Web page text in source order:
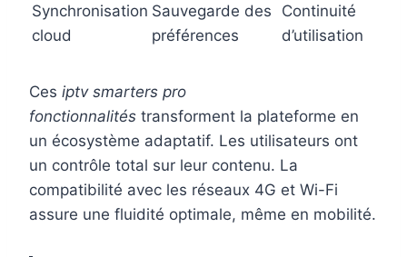
Synchronisation
cloud
Sauvegarde des
préférences
Continuité
d’utilisation
Ces iptv smarters pro
fonctionnalités transforment la plateforme en
un écosystème adaptatif. Les utilisateurs ont
un contrôle total sur leur contenu. La
compatibilité avec les réseaux 4G et Wi-Fi
assure une fluidité optimale, même en mobilité.